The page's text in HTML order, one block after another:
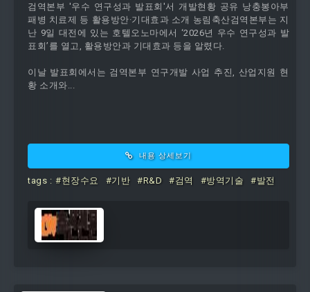
검역본부 '우수 연구성과 발표회'서 개발현황 공유 낭충봉아부
패병 치료제 등 활용방안·기대효과 소개 농림축산검역본부는 지
난 9일 대전에 있는 호텔오노마에서 ‘2026년 우수 연구성과 발
표회’를 열고, 활용방안과 기대효과 등을 알렸다.
이날 발표회에서는 검역본부 연구개발 사업 추진, 산업지원 현
황 소개와...
내용 상세보기
tags : #현장수요 #기반 #R&D #검역 #방역기술 #발전